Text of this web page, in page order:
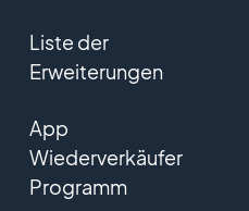
Liste der
Erweiterungen
App
Wiederverkäufer
Programm